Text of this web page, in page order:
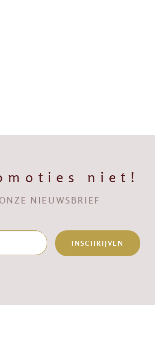
niet!
NIEUWSBRIEF
INSCHRIJVEN